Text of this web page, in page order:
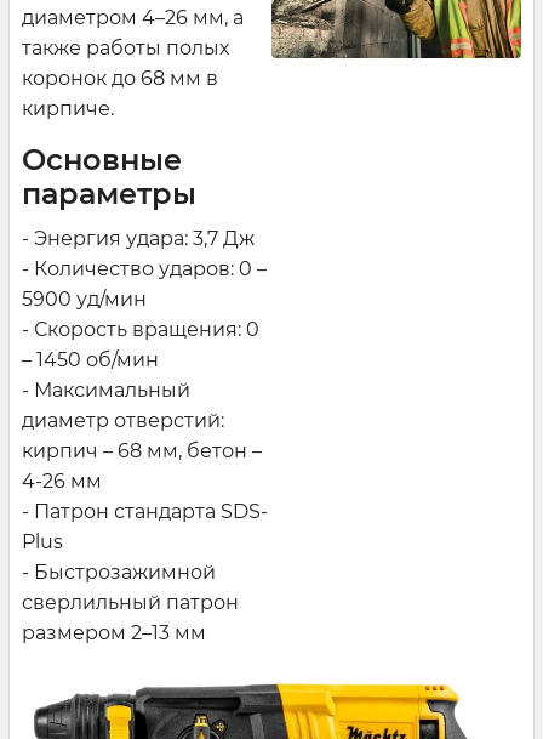
диаметром 4–26 мм, а
также работы полых
коронок до 68 мм в
кирпиче.
Основные
параметры
- Энергия удара: 3,7 Дж
- Количество ударов: 0 –
5900 уд/мин
- Скорость вращения: 0
– 1450 об/мин
- Максимальный
диаметр отверстий:
кирпич – 68 мм, бетон –
4-26 мм
- Патрон стандарта SDS-
Plus
- Быстрозажимной
сверлильный патрон
размером 2–13 мм